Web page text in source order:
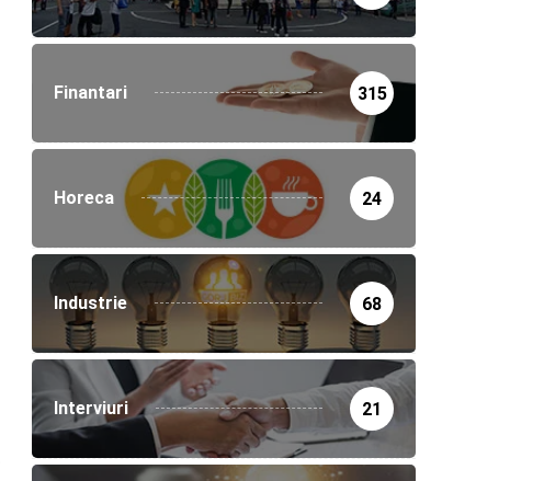
Finantari 315
Horeca 24
Industrie 68
Interviuri 21